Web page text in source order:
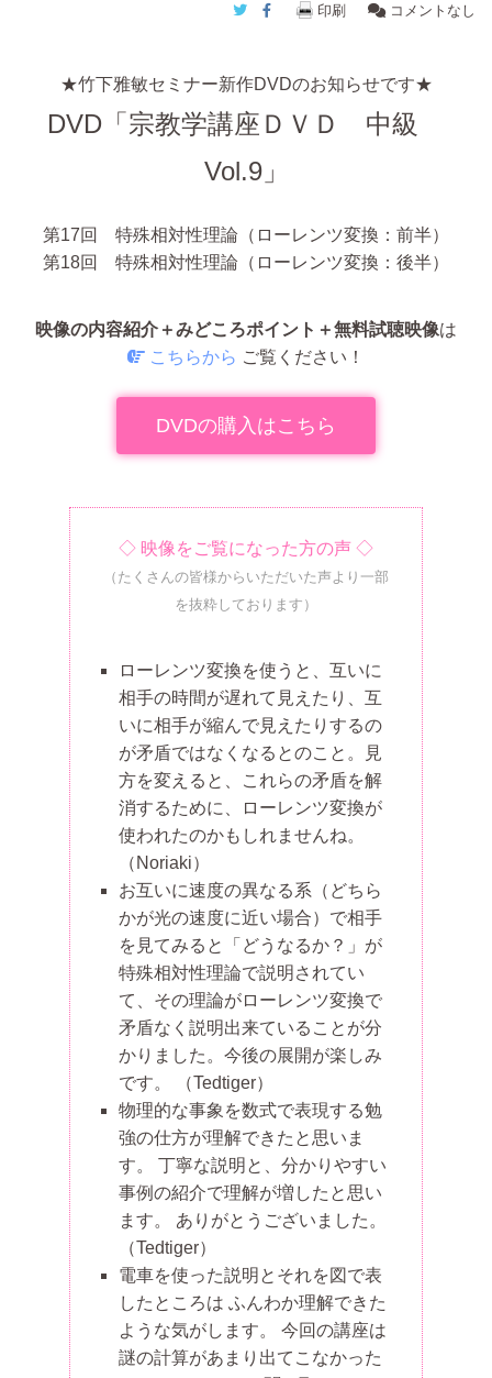
Twitter
Facebook
印刷 コメントなし
★竹下雅敏セミナー新作DVDのお知らせです★
DVD 「宗教学講座ＤＶＤ 中級
Vol.9」
第17回 特殊相対性理論（ローレンツ変換：前半）
第18回 特殊相対性理論（ローレンツ変換：後半）
映像の内容紹介＋みどころポイント＋無料試聴映像は
こちらから ご覧ください！
DVDの購入はこちら
◇ 映像をご覧になった方の声 ◇
（たくさんの皆様からいただいた声より一部
を抜粋しております）
ローレンツ変換を使うと、互いに
相手の時間が遅れて見えたり、互
いに相手が縮んで見えたりするの
が矛盾ではなくなるとのこと。見
方を変えると、これらの矛盾を解
消するために、ローレンツ変換が
使われたのかもしれませんね。
（Noriaki）
お互いに速度の異なる系（どちら
かが光の速度に近い場合）で相手
を見てみると「どうなるか？」が
特殊相対性理論で説明されてい
て、その理論がローレンツ変換で
矛盾なく説明出来ていることが分
かりました。今後の展開が楽しみ
です。
（Tedtiger）
物理的な事象を数式で表現する勉
強の仕方が理解できたと思いま
す。 丁寧な説明と、分かりやすい
事例の紹介で理解が増したと思い
ます。 ありがとうございました。
（Tedtiger）
電車を使った説明とそれを図で表
したところは ふんわか理解できた
ような気がします。 今回の講座は
謎の計算があまり出てこなかった